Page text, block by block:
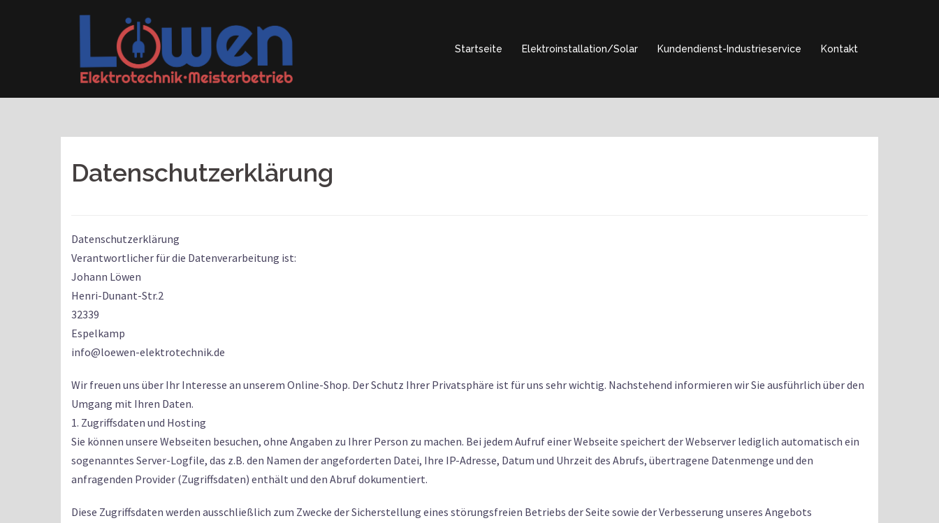
Startseite Elektroinstallation/Solar Kundendienst-Industrieservice Kontakt
Datenschutzerklärung
Datenschutzerklärung
Verantwortlicher für die Datenverarbeitung ist:
Johann Löwen
Henri-Dunant-Str.2
32339
Espelkamp
info@loewen-elektrotechnik.de
Wir freuen uns über Ihr Interesse an unserem Online-Shop. Der Schutz Ihrer Privatsphäre ist für uns sehr wichtig. Nachstehend informieren wir Sie ausführlich über den
Umgang mit Ihren Daten.
1. Zugriffsdaten und Hosting
Sie können unsere Webseiten besuchen, ohne Angaben zu Ihrer Person zu machen. Bei jedem Aufruf einer Webseite speichert der Webserver lediglich automatisch ein
sogenanntes Server-Logfile, das z.B. den Namen der angeforderten Datei, Ihre IP-Adresse, Datum und Uhrzeit des Abrufs, übertragene Datenmenge und den
anfragenden Provider (Zugriffsdaten) enthält und den Abruf dokumentiert.
Diese Zugriffsdaten werden ausschließlich zum Zwecke der Sicherstellung eines störungsfreien Betriebs der Seite sowie der Verbesserung unseres Angebots